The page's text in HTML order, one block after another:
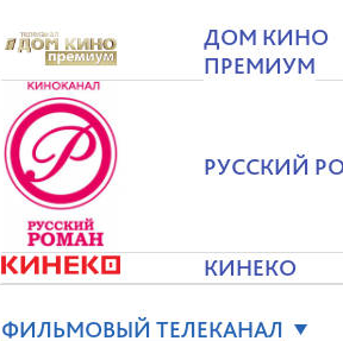
ДОМ КИНО
ПРЕМИУМ
РУССКИЙ
КИНЕКО
ФИЛЬМОВЫЙ ТЕЛЕКАНАЛ